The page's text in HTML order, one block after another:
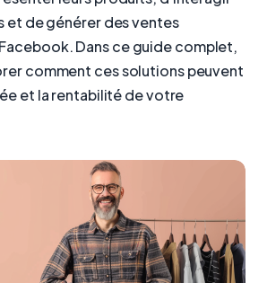
et de générer des ventes
Dans ce guide complet,
comment ces solutions peuvent
et la rentabilité de votre